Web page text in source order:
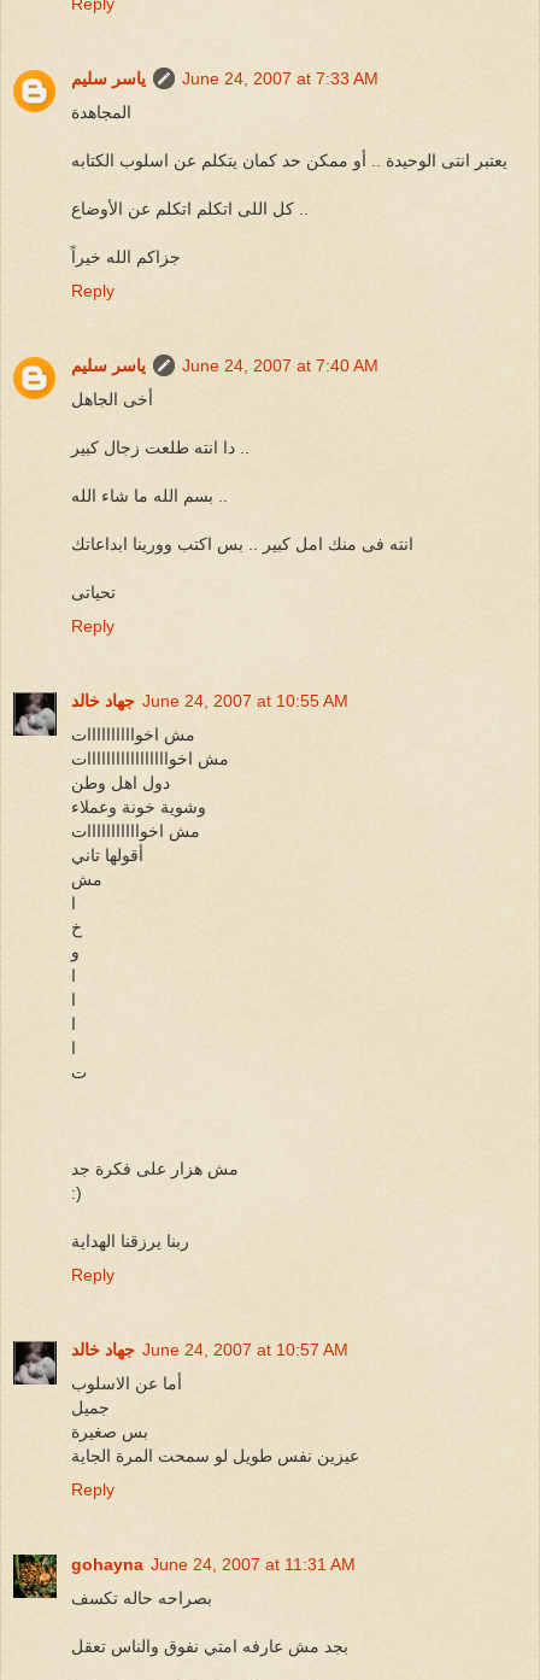
ياسر سليم
June 24, 2007 at 7:33 AM
المجاهدة
يعتبر انتى الوحيدة .. أو ممكن حد كمان يتكلم عن اسلوب الكتابه
جزاكم الله خيراً
Reply
ياسر سليم
June 24, 2007 at 7:40 AM
أخى الجاهل
انته فى منك امل كبير .. بس اكتب وورينا ابداعاتك
تحياتى
Reply
جهاد خالد June 24, 2007 at 10:55 AM
مش اخواااااااااات
مش اخوااااااااااااااااات
دول اهل وطن
وشوية خونة وعملاء
مش اخوااااااااااات
أقولها تاني
مش
ا
خ
و
ا
ا
ا
ا
ت
مش هزار على فكرة جد
:)
ربنا يرزقنا الهداية
Reply
جهاد خالد June 24, 2007 at 10:57 AM
أما عن الاسلوب
جميل
بس صغيرة
عيزين نفس طويل لو سمحت المرة الجاية
Reply
gohayna June 24, 2007 at 11:31 AM
بصراحه حاله تكسف
بجد مش عارفه امتي نفوق والناس تعقل